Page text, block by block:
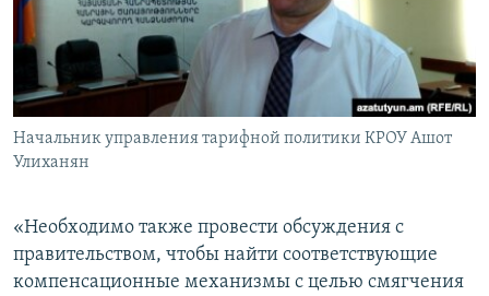
Начальник управления тарифной политики КРОУ Ашот
Улиханян
«Необходимо также провести обсуждения с
правительством, чтобы найти соответствующие
компенсационные механизмы с целью смягчения